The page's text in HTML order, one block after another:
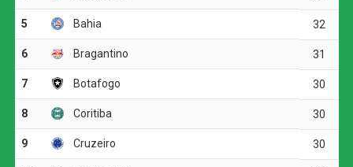
busca pelo gol, resultando em um desempenho aquém
do esperado.
Por outro lado, a Bolívia soube capitalizar o “fator casa”.
Apoiada pela torcida e adaptada às condições extremas,
a seleção boliviana se mostrou mais agressiva, levando
perigo à meta defendida por Alisson. O esforço foi
recompensado nos acréscimos do primeiro tempo,
quando o pênalti foi assinalado e Miguelito converteu,